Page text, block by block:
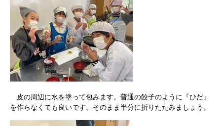
皮の周辺に水を塗って包みます。普通の餃子のように『ひだ』
を作らなくても良いです。そのまま半分に折りたたみましょう。